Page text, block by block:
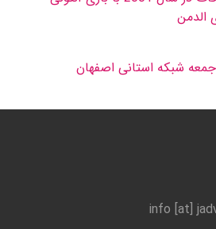
الدمن
جمعه شبكه استانى اصفهان
info [at]